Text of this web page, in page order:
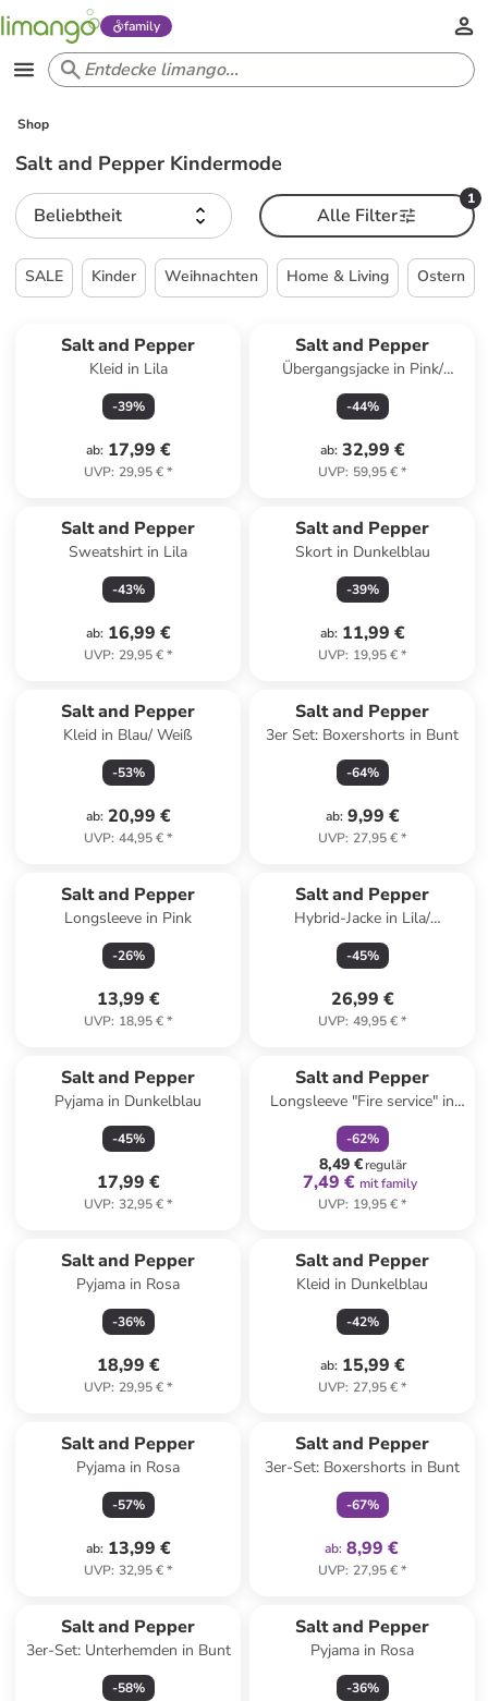
family
Shop
Salt and Pepper Kindermode
Beliebtheit
1
Alle Filter
SALE Kinder Weihnachten Home & Living Ostern
Salt and Pepper
Kleid in Lila
-39%
ab: 17,99 €
UVP: 29,95 €*
Salt and Pepper
Übergangsjacke in Pink/
Dunkelblau
-44%
ab: 32,99 €
UVP: 59,95 €*
Salt and Pepper
Sweatshirt in Lila
-43%
ab: 16,99 €
UVP: 29,95 €*
Salt and Pepper
Skort in Dunkelblau
-39%
ab: 11,99 €
UVP: 19,95 €*
Salt and Pepper
Kleid in Blau/ Weiß
-53%
ab: 20,99 €
UVP: 44,95 €*
Salt and Pepper
3er Set: Boxershorts in Bunt
-64%
ab: 9,99 €
UVP: 27,95 €*
Salt and Pepper
Longsleeve in Pink
-26%
13,99 €
UVP: 18,95 €*
Salt and Pepper
Hybrid-Jacke in Lila/
Dunkelblau
-45%
26,99 €
UVP: 49,95 €*
Salt and Pepper
Pyjama in Dunkelblau
-45%
17,99 €
UVP: 32,95 €*
Salt and Pepper
Longsleeve "Fire service" in
Dunkelblau
-62%
8,49 €regulär
7,49 € mit family
UVP: 19,95 €*
Salt and Pepper
Pyjama in Rosa
-36%
18,99 €
UVP: 29,95 €*
Salt and Pepper
Kleid in Dunkelblau
-42%
ab: 15,99 €
UVP: 27,95 €*
Salt and Pepper
Pyjama in Rosa
-57%
ab: 13,99 €
UVP: 32,95 €*
Salt and Pepper
3er-Set: Boxershorts in Bunt
-67%
ab: 8,99 €
UVP: 27,95 €*
Salt and Pepper
3er-Set: Unterhemden in Bunt
-58%
Salt and Pepper
Pyjama in Rosa
-36%